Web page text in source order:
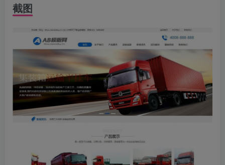
截图